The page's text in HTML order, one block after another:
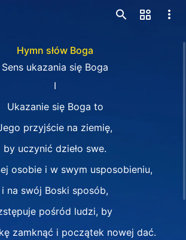
Hymn słów Boga
Sens ukazania się Boga
I
Ukazanie się Boga to
przyjście na ziemię,
by uczynić dzieło swe.
osobie i w swym usposobieniu,
i na swój Boski sposób,
pośród ludzi, by
zamknąć i początek nowej dać.